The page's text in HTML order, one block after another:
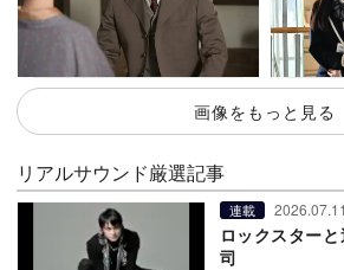
画像をもっと見る
リアルサウンド厳選記事
連載 2026.07.11
ロックスター
司